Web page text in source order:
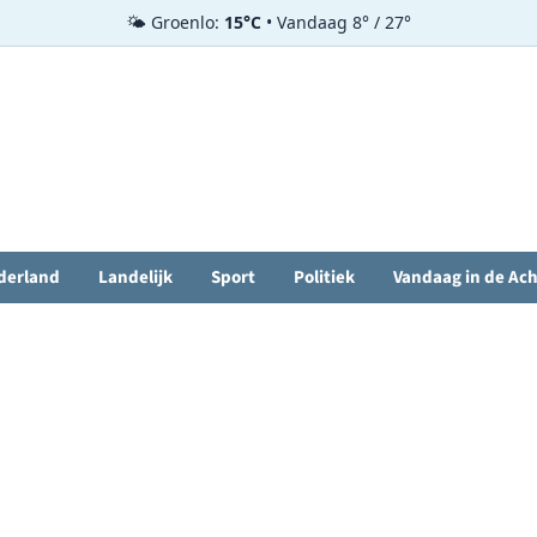
🌤️ Groenlo: 15°C • Vandaag 8° / 27°
Landelijk Sport Politiek Vandaag in de